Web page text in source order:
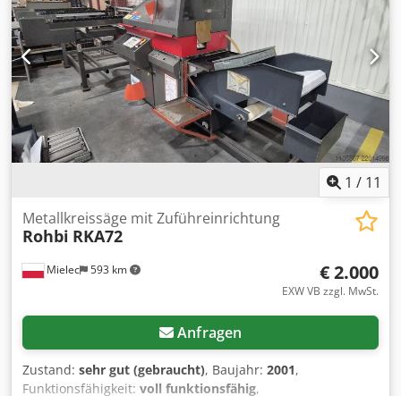
1 / 11
Mielec 593 km
Metallkreissäge mit Zuführeinrichtung
Rohbi RKA72
€ 2.000
EXW VB zzgl. MwSt.
Anfragen
Zustand: sehr gut (gebraucht), Baujahr: 2001,
Funktionsfähigkeit: voll funktionsfähig,